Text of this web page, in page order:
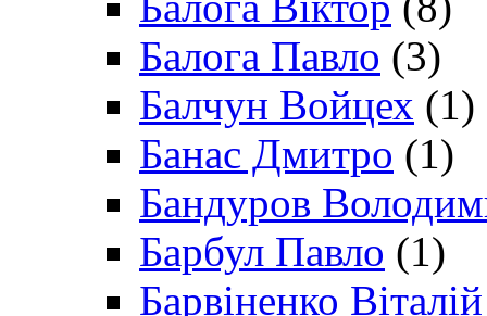
Балога Павло (3)
Балчун Войцех (1)
Банас Дмитро (1)
Бандуров
Барбул Павло (1)
Барвіненко Віталій